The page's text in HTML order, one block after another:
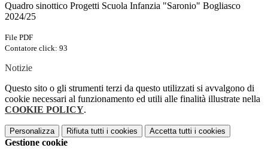
Quadro sinottico Progetti Scuola Infanzia "Saronio" Bogliasco
2024/25
File PDF
Contatore click: 93
Notizie
Questo sito o gli strumenti terzi da questo utilizzati si avvalgono di
cookie necessari al funzionamento ed utili alle finalità illustrate nella
COOKIE POLICY.
Personalizza Rifiuta tutti i cookies Accetta tutti i cookies
Gestione cookie